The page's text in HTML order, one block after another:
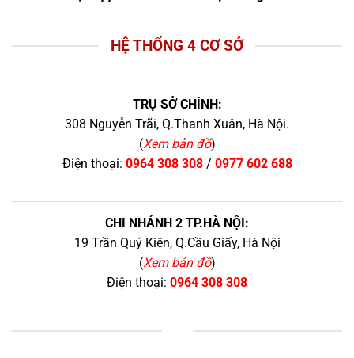
HỆ THỐNG 4 CƠ SỞ
TRỤ SỞ CHÍNH:
308 Nguyễn Trãi, Q.Thanh Xuân, Hà Nội.
(Xem bản đồ)
Điện thoại: 0964 308 308/ 0977 602 688
CHI NHÁNH 2 TP.HÀ NỘI:
19 Trần Quý Kiên, Q.Cầu Giấy, Hà Nội
(Xem bản đồ)
Điện thoại: 0964 308 308